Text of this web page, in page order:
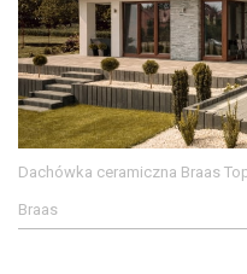
Dachówka ceramiczna Braas
Braas